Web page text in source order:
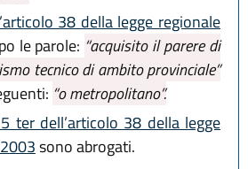
38 della legge regionale
le parole: “acquisito il parere di
tecnico di ambito provinciale”
“o metropolitano”.
ter dell’articolo 38 della legge
sono abrogati.